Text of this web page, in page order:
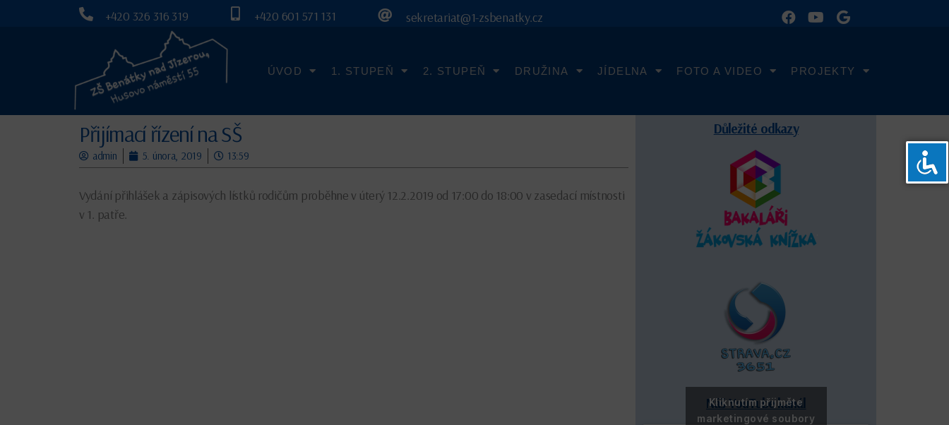
+420 326 316 319 +420 601 571 131 sekretariat@1-zsbenatky.cz
ÚVOD 1. STUPEŇ 2. STUPEŇ DRUŽINA JÍDELNA FOTO A VIDEO PROJEKTY
Přijímací řízení na SŠ
admin 5. února, 2019 13:59
Vydání přihlášek a zápisových lístků rodičům proběhne v úterý 12.2.2019 od 17:00 do 18:00 v zasedací místnosti
v 1. patře.
Důležité odkazy
Náš YouTube kanál
Kliknutím přijměte
marketingové soubory